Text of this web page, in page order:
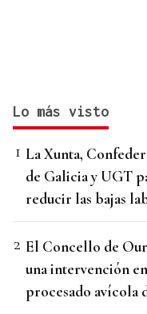
Lo más visto
La Xunta,
de Galicia y UGT
reducir las bajas
El Concello de
una intervención
procesado avícola